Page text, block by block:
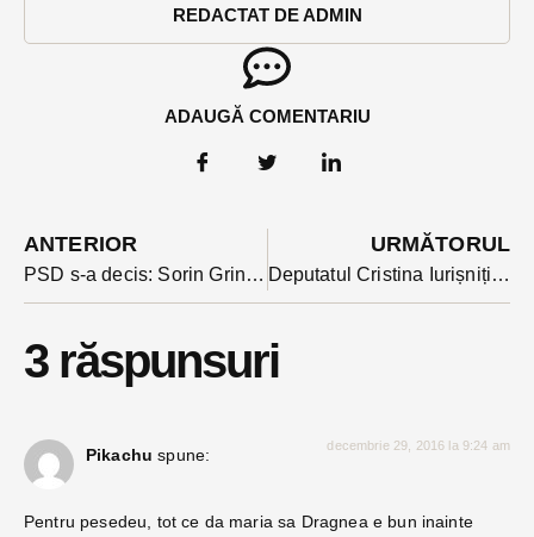
REDACTAT DE ADMIN
ADAUGĂ COMENTARIU
ANTERIOR
PSD s-a decis: Sorin Grindeanu, președintele CJ Timis e noua propunere de premier
URMĂTORUL
Deputatul Cristina Iurișniți revoltată din prima zi de practicile majorității în Parlament. Și nu e singura.
3 răspunsuri
Pikachu spune: decembrie 29, 2016 la 9:24 am
Pentru pesedeu, tot ce da maria sa Dragnea e bun inainte